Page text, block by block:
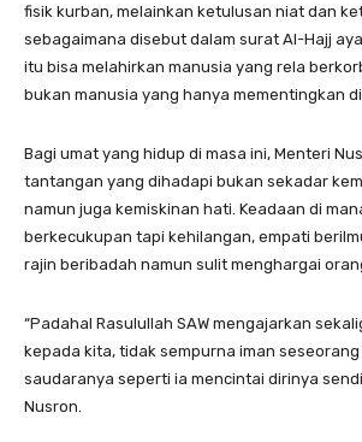
fisik kurban, melainkan ketulusan niat dan
sebagaimana disebut dalam surat Al-Hajj
itu bisa melahirkan manusia yang rela
bukan manusia yang hanya mementingkan
Bagi umat yang hidup di masa ini, Menteri
tantangan yang dihadapi bukan sekadar
namun juga kemiskinan hati. Keadaan di
berkecukupan tapi kehilangan, empati
rajin beribadah namun sulit menghargai
“Padahal Rasulullah SAW mengajarkan
kepada kita, tidak sempurna iman
saudaranya seperti ia mencintai dirinya
Nusron.